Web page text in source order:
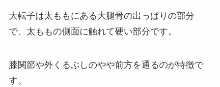
大転子は太ももにある大腿骨の出っぱりの部分
で、太ももの側面に触れて硬い部分です。
膝関節や外くるぶしのやや前方を通るのが特徴で
す。